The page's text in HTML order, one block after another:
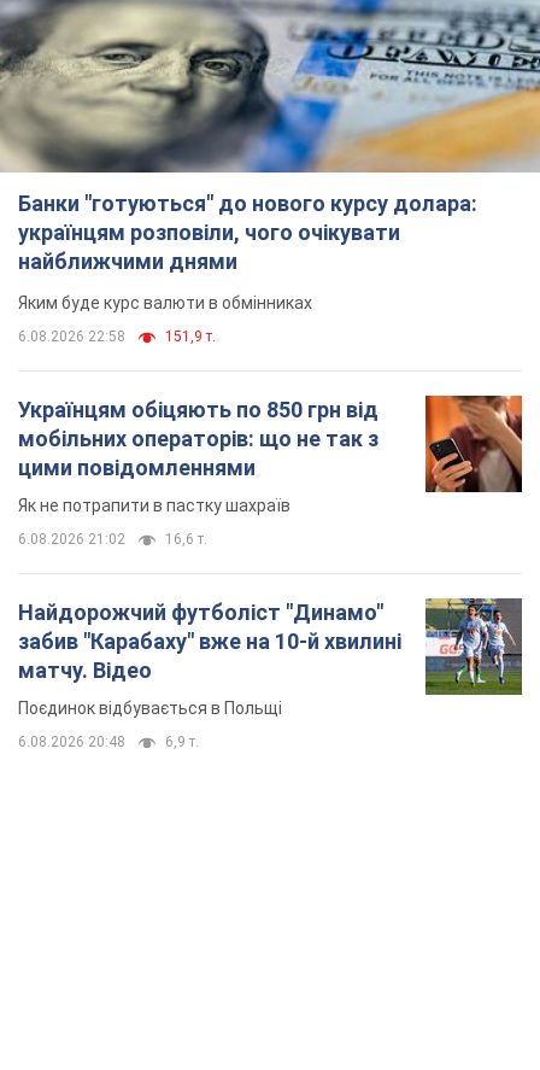
Банки "готуються" до нового курсу долара:
українцям розповіли, чого очікувати
найближчими днями
Яким буде курс валюти в обмінниках
6.08.2026 22:58 151,9 т.
Українцям обіцяють по 850 грн від
мобільних операторів: що не так з
цими повідомленнями
Як не потрапити в пастку шахраїв
6.08.2026 21:02 16,6 т.
Найдорожчий футболіст "Динамо"
забив "Карабаху" вже на 10-й хвилині
матчу. Відео
Поєдинок відбувається в Польщі
6.08.2026 20:48 6,9 т.